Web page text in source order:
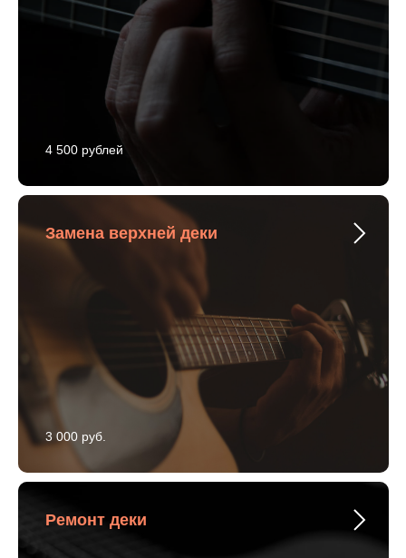
4 500 рублей
Замена верхней деки
3 000 руб.
Ремонт деки